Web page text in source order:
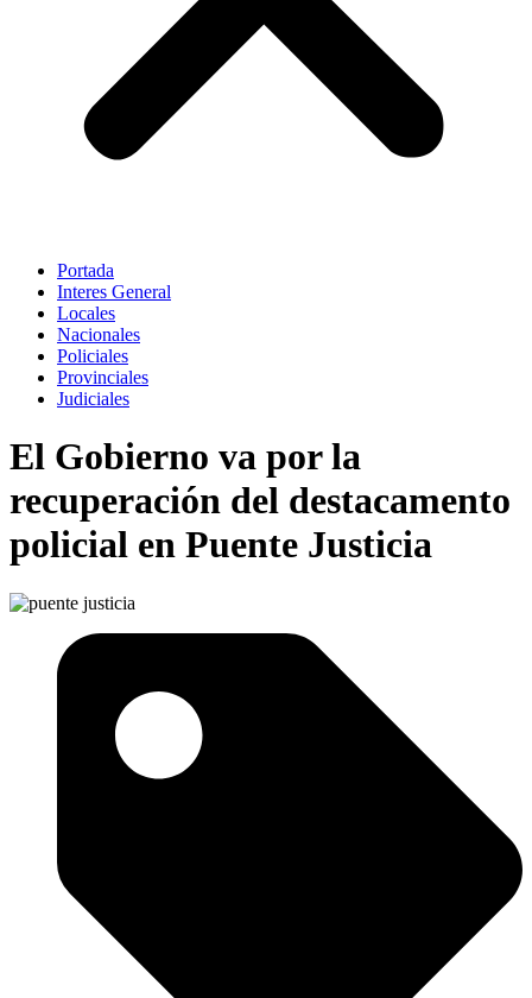
Portada
Interes General
Locales
Nacionales
Policiales
Provinciales
Judiciales
El Gobierno va por la
recuperación del destacamento
policial en Puente Justicia